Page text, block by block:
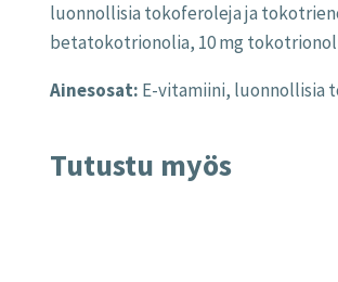
luonnollisia tokoferoleja ja
betatokotrionolia, 10 mg
Ainesosat: E-vitamiini, luonnollisia
Tutustu myös